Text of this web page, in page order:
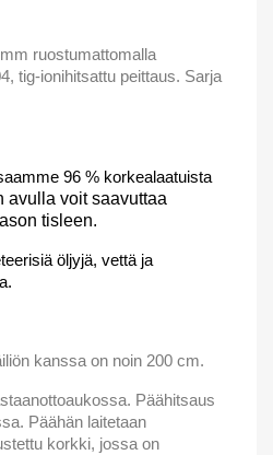
ruostumattomalla
tig-ionihitsattu peittaus. Sarja
96 % korkealaatuista
avulla voit saavuttaa
tisleen.
öljyjä, vettä ja
kanssa on noin 200 cm.
Päähitsaus
Päähän laitetaan
korkki, jossa on